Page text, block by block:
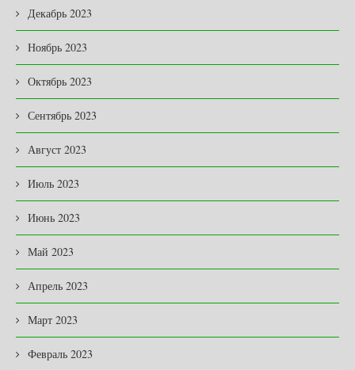
Декабрь 2023
Ноябрь 2023
Октябрь 2023
Сентябрь 2023
Август 2023
Июль 2023
Июнь 2023
Май 2023
Апрель 2023
Март 2023
Февраль 2023